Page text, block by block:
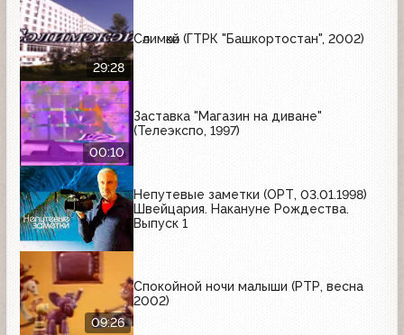
29:28
Сәлимәкәй (ГТРК "Башкортостан", 2002)
00:10
Заставка "Магазин на диване"
(Телеэкспо, 1997)
Непутевые заметки (ОРТ, 03.01.1998)
Швейцария. Накануне Рождества.
Выпуск 1
09:26
Спокойной ночи малыши (РТР, весна
2002)